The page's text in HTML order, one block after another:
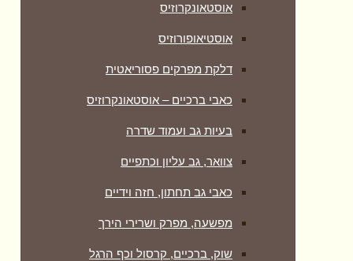
אוסטאונקרוזיס
אוסטיאופורוזיס
דלקת מפרקים פסוריאטית
כאבי ברכיים – אוסטאונקרוזיס
בעיות גב ועמוד שדרה
צוואר, גב עליון וכתפיים
כאבי גב תחתון, חזה וידיים
מפשעה, מפרק ושרירי הירך
שוק, ברכיים, קרסול וכף הרגל